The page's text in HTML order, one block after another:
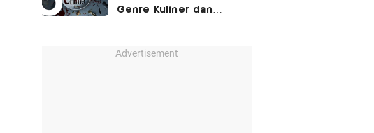
Genre Kuliner dan
Advertisement